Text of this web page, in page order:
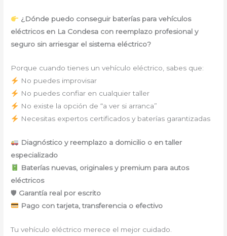
¿Dónde puedo conseguir baterías para vehículos
eléctricos en La Condesa con reemplazo profesional y
seguro sin arriesgar el sistema eléctrico?
Porque cuando tienes un vehículo eléctrico, sabes que:
No puedes improvisar
No puedes confiar en cualquier taller
No existe la opción de “a ver si arranca”
Necesitas expertos certificados y baterías garantizadas
Diagnóstico y reemplazo a domicilio o en taller
especializado
Baterías nuevas, originales y premium para autos
eléctricos
🛡 Garantía real por escrito
Pago con tarjeta, transferencia o efectivo
Tu vehículo eléctrico merece el mejor cuidado.